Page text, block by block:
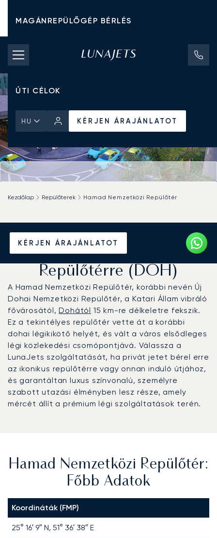
MAGÁNREPÜLŐGÉP BÉRLÉS
CHARTER ÁRAK
MAGÁNREPÜLŐGÉPEK
ÚTI CÉLOK
HU KÉRJEN ÁRAJÁNLATOT
KÉRJEN ÁRAJÁNLATOT
Kezdőlap Repülőterek Hamad Nemzetközi Repülőtér
Magánrepülőgép bérlése a
Hamad Nemzetközi
Repülőtérre (DOH)
A Hamad Nemzetközi Repülőtér, korábbi nevén Új
Dohai Nemzetközi Repülőtér, a Katari Állam vibráló
fővárosától,Dohától 15 km-re délkeletre fekszik.
Ez a tekintélyes repülőtér vette át a korábbi
dohai légikikötő helyét, és vált a város elsődleges
légi közlekedési csomópontjává. Válassza a
LunaJets szolgáltatását, ha privát jetet bérel erre
az ikonikus repülőtérre vagy onnan induló útjához,
és garantáltan luxus színvonalú, személyre
szabott utazási élményben lesz része, amely
mércét állít a prémium légi szolgáltatások terén.
Hamad Nemzetközi Repülőtér:
Főbb Adatok
Koordináták (FMP)
25° 16′ 9″ N, 51° 36′ 38″ E